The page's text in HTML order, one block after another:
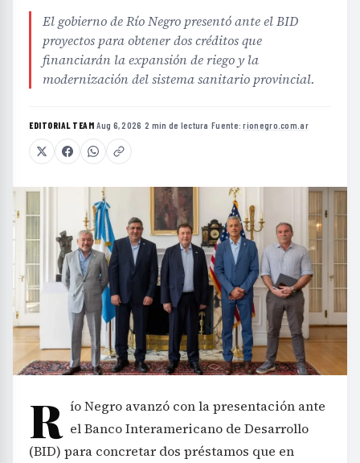
El gobierno de Río Negro presentó ante el BID
proyectos para obtener dos créditos que
financiarán la expansión de riego y la
modernización del sistema sanitario provincial.
EDITORIAL TEAM·Aug 6, 2026 ·2 min de lectura ·Fuente:rionegro.com.ar
R ío Negro avanzó con la presentación ante
el Banco Interamericano de Desarrollo
(BID) para concretar dos préstamos que en